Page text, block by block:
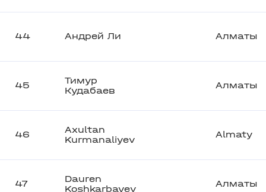
44 Андрей Ли Алматы
45
Тимур
Кудабаев
Алматы
46
Axultan
Kurmanaliyev
Almaty
47
Dauren
Koshkarbayev
Алматы